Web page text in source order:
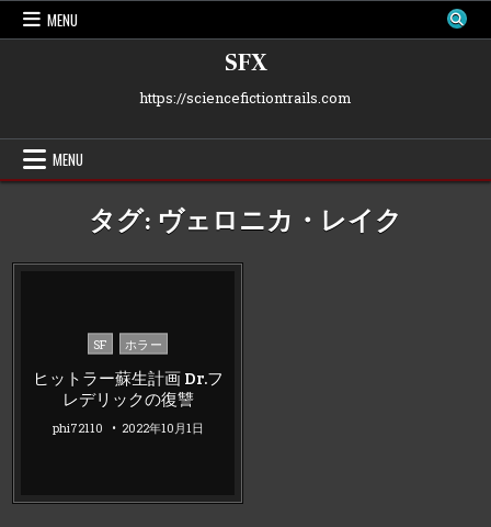
Skip
MENU
SFX
https://sciencefictiontrails.com
MENU
タグ: ヴェロニカ・レイク
Posted
SF ホラー
ヒットラー蘇生計画 Dr.フ
レデリックの復讐
phi72110 2022年10月1日